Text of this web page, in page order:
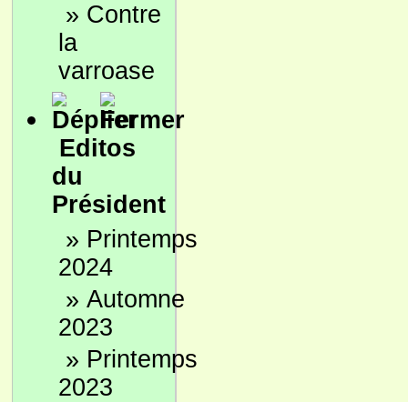
» Contre
la
varroase
Editos
du
Président
» Printemps
2024
» Automne
2023
» Printemps
2023